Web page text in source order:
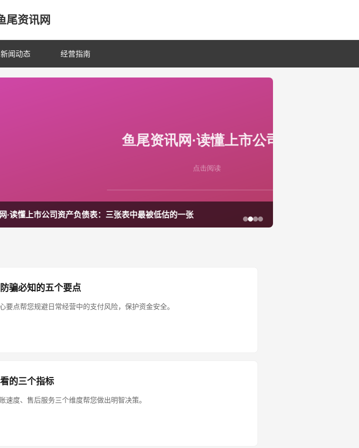
尾资讯网
新闻动态 经营指南
张
骗必知的五个要点
要点帮您规避日常经营中的支付风险，保护资金安全。
的三个指标
速度、售后服务三个维度帮您做出明智决策。